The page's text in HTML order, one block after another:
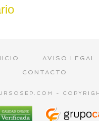
AVISO LEGAL
CONTACTO
-